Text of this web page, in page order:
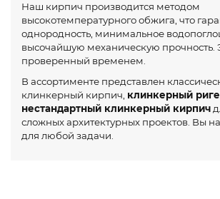
Наш кирпич производится методом
высокотемпературного обжига, что
однородность, минимальное
высочайшую механическую прочность.
проверенный временем.
В ассортименте представлен
клинкерный кирпич, клинкерный
нестандартный клинкерный кирпич
сложных архитектурных проектов. Вы
для любой задачи.